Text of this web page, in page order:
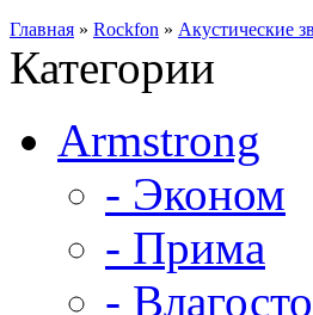
Главная » Rockfon » Акустические
Категории
Armstrong
- Эконом
- Прима
-